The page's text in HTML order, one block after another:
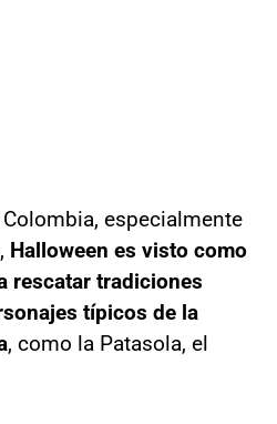
especialmente
Halloween es visto como
rescatar tradiciones
típicos de la
, como la Patasola, el